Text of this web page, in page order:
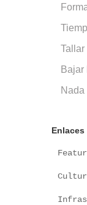
Tallar
Bajar
Nada
Enlaces